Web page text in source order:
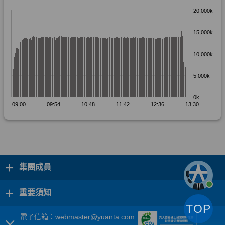
+ 集團成員
+ 重要須知
電子信箱： webmaster@yuanta.com
TOP